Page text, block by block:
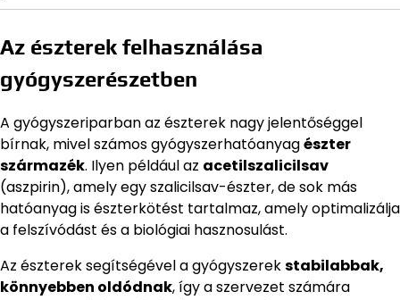
Az észterek felhasználása
gyógyszerészetben
A gyógyszeriparban az észterek nagy jelentőséggel
bírnak, mivel számos gyógyszerhatóanyagészter
származék. Ilyen például az acetilszalicilsav
(aszpirin), amely egy szalicilsav-észter, de sok más
hatóanyag is észterkötést tartalmaz, amely optimalizálja
a felszívódást és a biológiai hasznosulást.
Az észterek segítségével a gyógyszerekstabilabbak,
könnyebben oldódnak, így a szervezet számára